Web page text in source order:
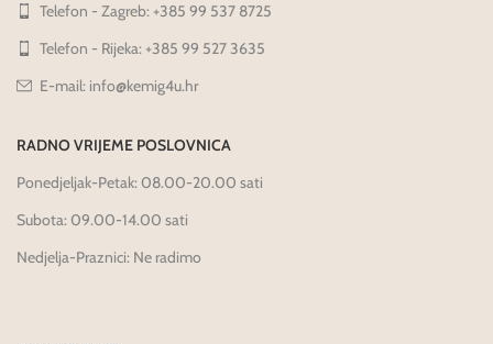
Telefon - Zagreb: +385 99 537 8725
Telefon - Rijeka: +385 99 527 3635
E-mail: info@kemig4u.hr
RADNO VRIJEME POSLOVNICA
Ponedjeljak-Petak: 08.00-20.00 sati
Subota: 09.00-14.00 sati
Nedjelja-Praznici: Ne radimo